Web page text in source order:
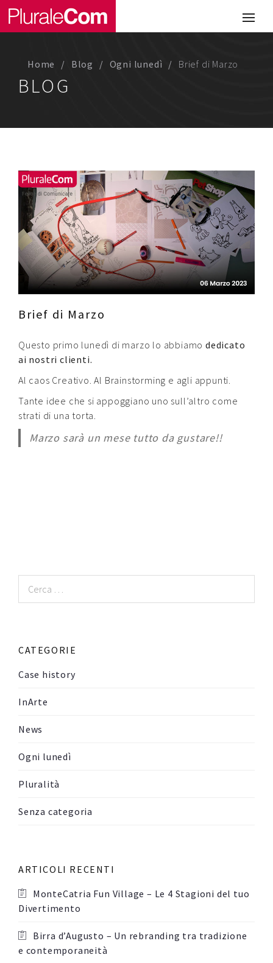
Portfolio
Media & Visual Design
Chi siamo
Lavora con noi
Magazine
Contatti
Raffaele Gerardi
Home Blog Ogni lunedì Brief di Marzo
BLOG
Brief di Marzo
Questo primo lunedì di marzo lo abbiamo dedicato
ai nostri clienti.
Al caos Creativo. Al Brainstorming e agli appunti.
Tante idee che si appoggiano uno sull’altro come
strati di una torta.
Marzo sarà un mese tutto da gustare!!
per:
CATEGORIE
Case history
InArte
News
Ogni lunedì
Pluralità
Senza categoria
ARTICOLI RECENTI
MonteCatria Fun Village – Le 4 Stagioni del tuo
Divertimento
Birra d’Augusto – Un rebranding tra tradizione
e contemporaneità